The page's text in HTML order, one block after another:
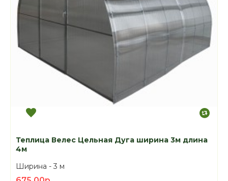
Теплица Велес Цельная Дуга ширина 3м длина
4м
Ширина - 3 м